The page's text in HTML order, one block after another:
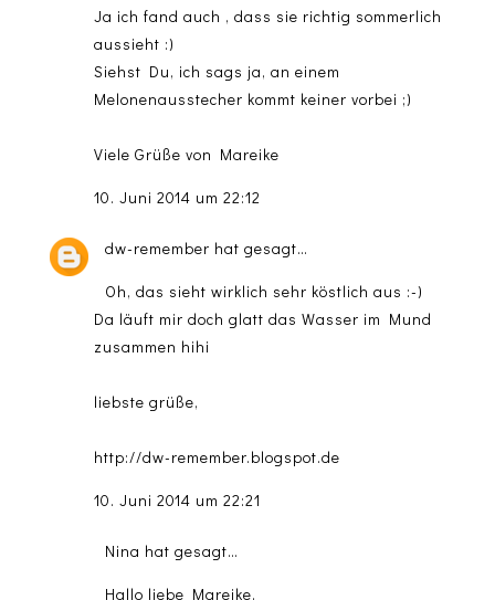
Ja ich fand auch , dass sie richtig sommerlich
aussieht :)
Siehst Du, ich sags ja, an einem
Melonenausstecher kommt keiner vorbei ;)
Viele Grüße von Mareike
10. Juni 2014 um 22:12
dw-remember hat gesagt…
Oh, das sieht wirklich sehr köstlich aus :-)
Da läuft mir doch glatt das Wasser im Mund
zusammen hihi
liebste grüße,
http://dw-remember.blogspot.de
10. Juni 2014 um 22:21
Nina hat gesagt…
Hallo liebe Mareike,